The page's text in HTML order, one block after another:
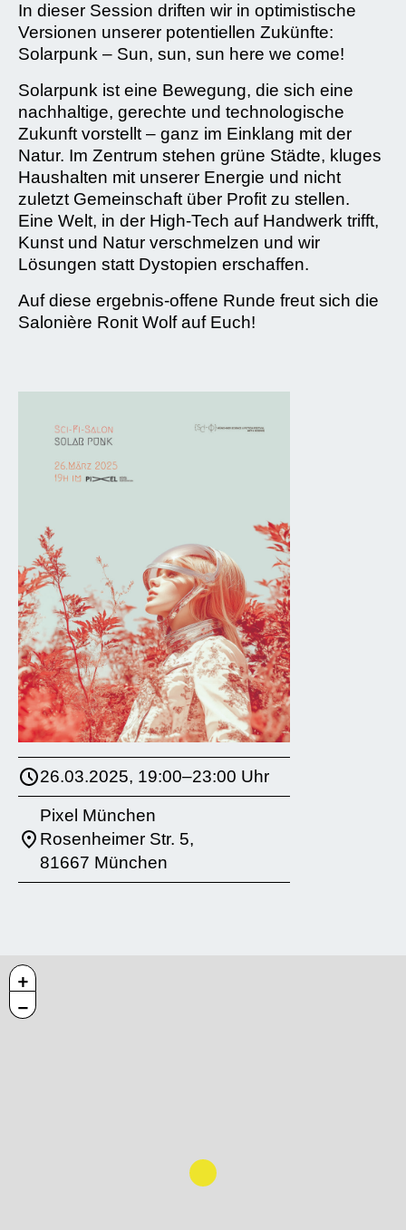
In dieser Session driften wir in optimistische
Versionen unserer potentiellen Zukünfte:
Solarpunk – Sun, sun, sun here we come!
Solarpunk ist eine Bewegung, die sich eine
nachhaltige, gerechte und technologische
Zukunft vorstellt – ganz im Einklang mit der
Natur. Im Zentrum stehen grüne Städte, kluges
Haushalten mit unserer Energie und nicht
zuletzt Gemeinschaft über Profit zu stellen.
Eine Welt, in der High-Tech auf Handwerk trifft,
Kunst und Natur verschmelzen und wir
Lösungen statt Dystopien erschaffen.
Auf diese ergebnis-offene Runde freut sich die
Salonière Ronit Wolf auf Euch!
26.03.2025, 19:00–23:00 Uhr
Pixel München
Rosenheimer Str. 5,
81667 München
+
−